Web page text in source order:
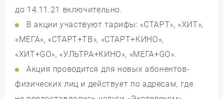
до 14.11.21 включительно.
В акции участвуют тарифы: «СТАРТ», «ХИТ»,
«МЕГА», «СТАРТ+ТВ», «СТАРТ+КИНО»,
«ХИТ+GO», «УЛЬТРА+КИНО», «МЕГА+GO».
Акция проводится для новых абонентов-
физических лиц и действует по адресам, где